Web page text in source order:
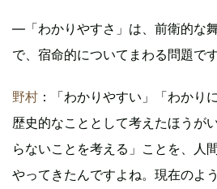
―「わかりやすさ」は、前衛的な
で、宿命的についてまわる問題です
野村 ：「わかりやすい」「わかり
歴史的なこととして考えたほうが
らないことを考える」ことを、人
やってきたんですよね。現在のよ